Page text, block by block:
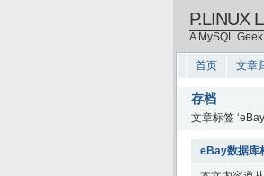
P.LINUX
A MySQL Geek
首页 文章
存档
文章标签
eBay数据库